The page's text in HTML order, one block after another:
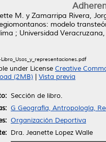
M. y Zamarripa Rivera,
modelo
; Universidad
under License Creative
(2MB)
Vista previa
Sección de libro.
G Geografía, Antropología,
Organización Deportiva
Dra. Jeanette Lopez Walle